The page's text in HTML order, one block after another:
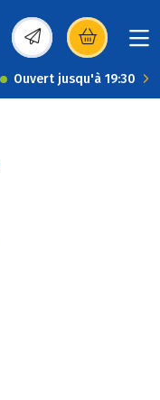
(s’ouvre dans une
Ouvert jusqu'à 19:30